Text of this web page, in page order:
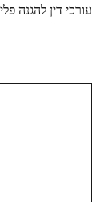
עורכי דין להגנה